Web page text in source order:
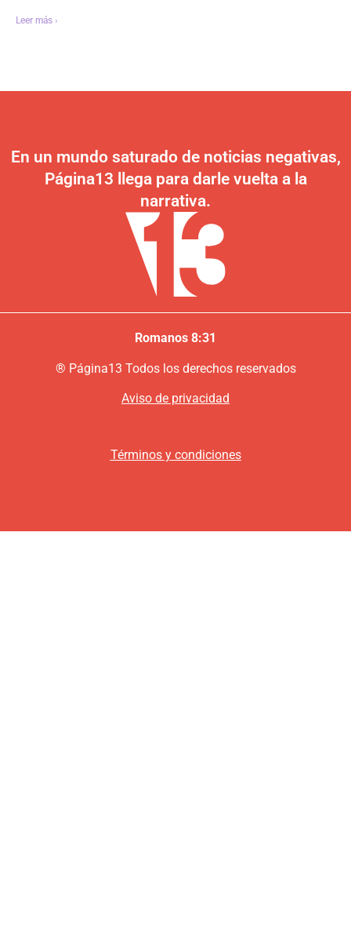
Leer más ›
En un mundo saturado de noticias negativas,
Página13 llega para darle vuelta a la
narrativa.
Romanos 8:31
® Página13 Todos los derechos reservados
Aviso de privacidad
Términos y condiciones